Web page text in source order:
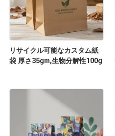
リサイクル可能なカスタム紙
袋 厚さ35gm,生物分解性100g